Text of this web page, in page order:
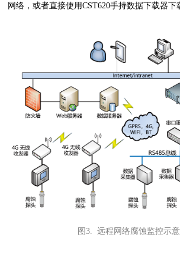
网络，或者直接使用CST620手持数据下载器下
图3. 远程网络腐蚀监控示意